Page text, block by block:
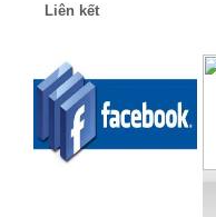
Liên kết